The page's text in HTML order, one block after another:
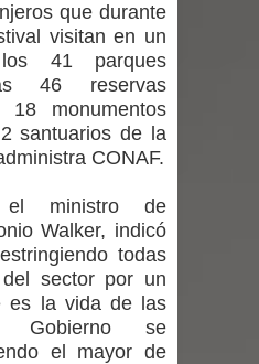
por dejar fuera a
dará la cara”
Social y Familia
para apoyar a
durante la
K-pop: especialistas U.
el creciente interés
que durante
visitan en un
41 parques
46 reservas
18 monumentos
santuarios de la
CONAF.
ministro de
Walker, indicó
todas
del sector por un
es la vida de las
Gobierno se
el mayor de